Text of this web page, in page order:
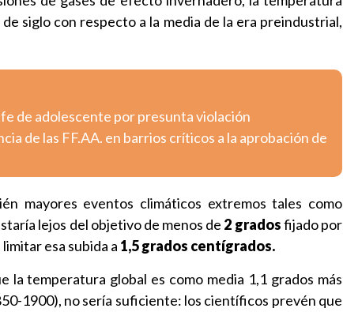
de siglo con respecto a la media de la era preindustrial,
de adolescente por presunta violación
de las FF.AA. en barrios críticos a la aprobación de
mayores eventos climáticos extremos tales como
lejos del objetivo de menos de 2 gradosfijado por
esa subida a 1,5 grados centígrados.
la temperatura global es como media 1,1 grados más
1900), no sería suficiente: los científicos prevén que